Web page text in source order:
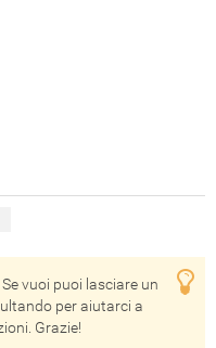
vuoi puoi lasciare un
per aiutarci a
Grazie!